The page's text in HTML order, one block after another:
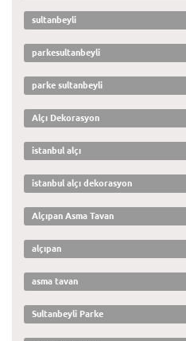
sultanbeyli
parkesultanbeyli
parke sultanbeyli
Alçı Dekorasyon
istanbul alçı
istanbul alçı dekorasyon
Alçıpan Asma Tavan
alçıpan
asma tavan
Sultanbeyli Parke